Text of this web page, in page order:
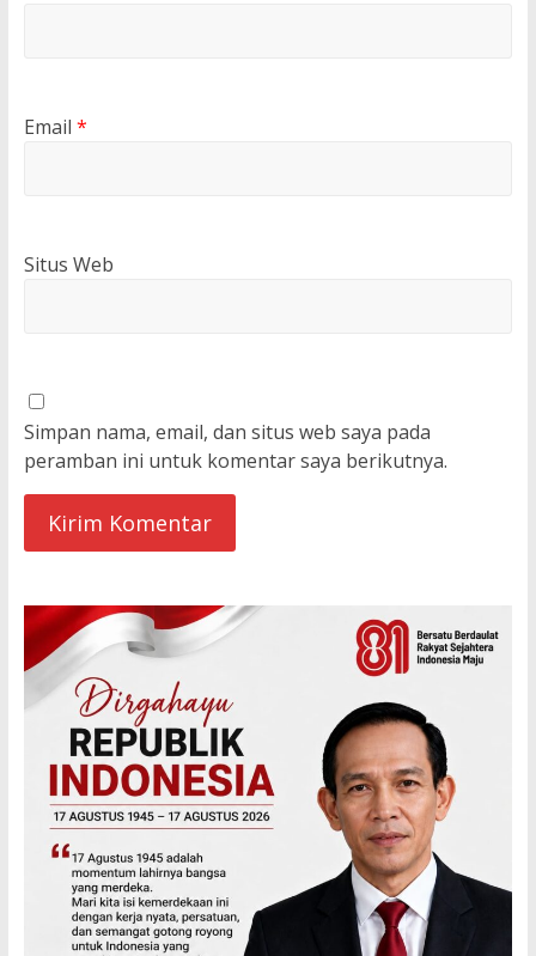
Email *
Situs Web
Simpan nama, email, dan situs web saya pada
peramban ini untuk komentar saya berikutnya.